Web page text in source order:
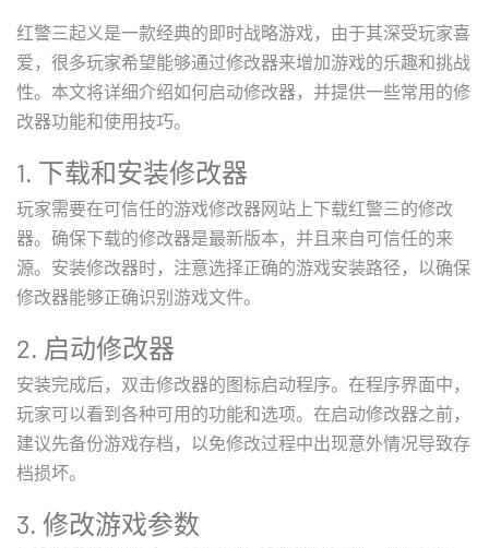
红警三起义是一款经典的即时战略游戏，由于其深受玩家喜
爱，很多玩家希望能够通过修改器来增加游戏的乐趣和挑战
性。本文将详细介绍如何启动修改器，并提供一些常用的修
改器功能和使用技巧。
1. 下载和安装修改器
玩家需要在可信任的游戏修改器网站上下载红警三的修改
器。确保下载的修改器是最新版本，并且来自可信任的来
源。安装修改器时，注意选择正确的游戏安装路径，以确保
修改器能够正确识别游戏文件。
2. 启动修改器
安装完成后，双击修改器的图标启动程序。在程序界面中，
玩家可以看到各种可用的功能和选项。在启动修改器之前，
建议先备份游戏存档，以免修改过程中出现意外情况导致存
档损坏。
3. 修改游戏参数